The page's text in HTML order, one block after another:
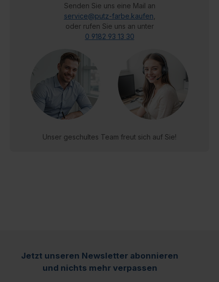
Senden Sie uns eine Mail an
service@putz-farbe.kaufen
oder rufen Sie uns an unter
0 9182 93 13 30
Unser geschultes Team freut sich auf Sie!
Jetzt unseren Newsletter abonnieren
und nichts mehr verpassen